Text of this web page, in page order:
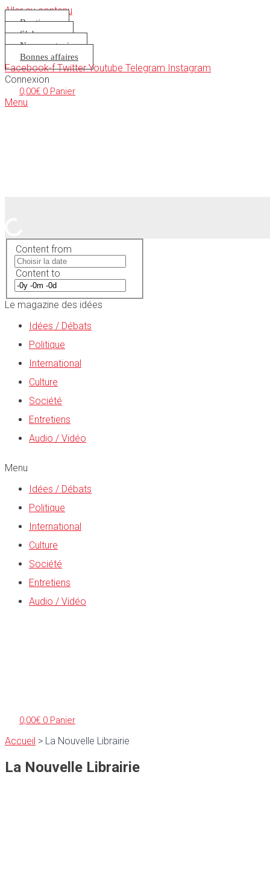
Aller au contenu
Boutique
S’abonner
Nous soutenir
Bonnes affaires
Facebook-f Twitter Youtube Telegram Instagram
Connexion
0,00€ 0 Panier
Menu
Content from
Content to
Le magazine des idées
Idées / Débats
Politique
International
Culture
Société
Entretiens
Audio / Vidéo
Menu
Idées / Débats
Politique
International
Culture
Société
Entretiens
Audio / Vidéo
0,00€ 0 Panier
Accueil > La Nouvelle Librairie
La Nouvelle Librairie